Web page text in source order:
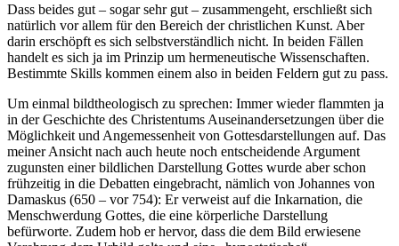
Dass beides gut – sogar sehr gut – zusammengeht, erschließt sich
natürlich vor allem für den Bereich der christlichen Kunst. Aber
darin erschöpft es sich selbstverständlich nicht. In beiden Fällen
handelt es sich ja im Prinzip um hermeneutische Wissenschaften.
Bestimmte Skills kommen einem also in beiden Feldern gut zu pass.
Um einmal bildtheologisch zu sprechen: Immer wieder flammten ja
in der Geschichte des Christentums Auseinandersetzungen über die
Möglichkeit und Angemessenheit von Gottesdarstellungen auf. Das
meiner Ansicht nach auch heute noch entscheidende Argument
zugunsten einer bildlichen Darstellung Gottes wurde aber schon
frühzeitig in die Debatten eingebracht, nämlich von Johannes von
Damaskus (650 – vor 754): Er verweist auf die Inkarnation, die
Menschwerdung Gottes, die eine körperliche Darstellung
befürworte. Zudem hob er hervor, dass die dem Bild erwiesene